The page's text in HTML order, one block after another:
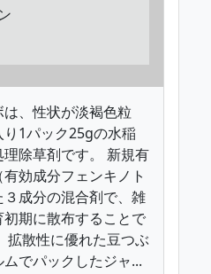
、性状が淡褐色粒
1パック25gの水稲
除草剤です。 新規有
効成分フェンキノト
成分の混合剤で、雑
期に散布することで
拡散性に優れた豆つぶ
でパックしたジャ...